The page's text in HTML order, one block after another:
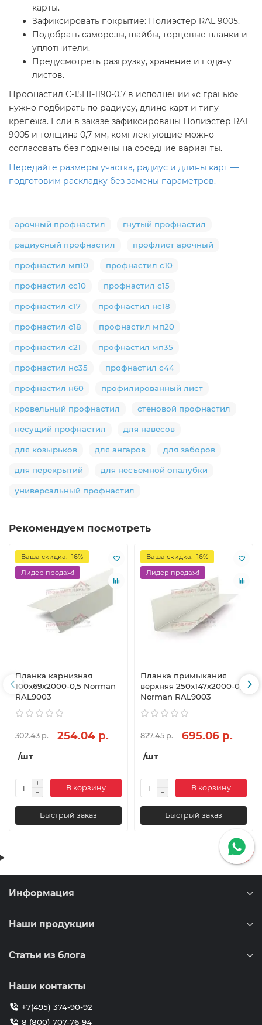
карты.
Зафиксировать покрытие: Полиэстер RAL 9005.
Подобрать саморезы, шайбы, торцевые планки и
уплотнители.
Предусмотреть разгрузку, хранение и подачу
листов.
Профнастил С-15ПГ-1190-0,7 в исполнении «с гранью»
нужно подбирать по радиусу, длине карт и типу
крепежа. Если в заказе зафиксированы Полиэстер RAL
9005 и толщина 0,7 мм, комплектующие можно
согласовать без подмены на соседние варианты.
Передайте размеры участка, радиус и длины карт —
подготовим раскладку без замены параметров.
арочный профнастил гнутый профнастил
радиусный профнастил профлист арочный
профнастил мп10 профнастил с10
профнастил сс10 профнастил с15
профнастил с17 профнастил нс18
профнастил с18 профнастил мп20
профнастил с21 профнастил мп35
профнастил нс35 профнастил с44
профнастил н60 профилированный лист
кровельный профнастил стеновой профнастил
несущий профнастил для навесов
для козырьков для ангаров для заборов
для перекрытий для несъемной опалубки
универсальный профнастил
Рекомендуем посмотреть
Ваша скидка: -16%
Лидер продаж!
Планка карнизная
100х69х2000-0,5 Norman
RAL9003
302.43 р. 254.04 р.
/шт
В корзину
Быстрый заказ
Ваша скидка: -16%
Лидер продаж!
Планка примыкания
верхняя 250х147х2000-0,5
Norman RAL9003
827.45 р. 695.06 р.
/шт
В корзину
Быстрый заказ
Информация
Наши продукции
Статьи из блога
Наши контакты
+7(495) 374-90-92
8 (800) 707-76-94